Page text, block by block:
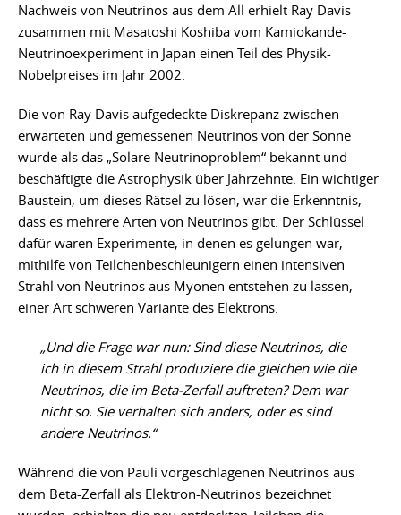
Nachweis von Neutrinos aus dem All erhielt Ray Davis
zusammen mit Masatoshi Koshiba vom Kamiokande-
Neutrinoexperiment in Japan einen Teil des Physik-
Nobelpreises im Jahr 2002.
Die von Ray Davis aufgedeckte Diskrepanz zwischen
erwarteten und gemessenen Neutrinos von der Sonne
wurde als das „Solare Neutrinoproblem“ bekannt und
beschäftigte die Astrophysik über Jahrzehnte. Ein wichtiger
Baustein, um dieses Rätsel zu lösen, war die Erkenntnis,
dass es mehrere Arten von Neutrinos gibt. Der Schlüssel
dafür waren Experimente, in denen es gelungen war,
mithilfe von Teilchenbeschleunigern einen intensiven
Strahl von Neutrinos aus Myonen entstehen zu lassen,
einer Art schweren Variante des Elektrons.
„Und die Frage war nun: Sind diese Neutrinos, die
ich in diesem Strahl produziere die gleichen wie die
Neutrinos, die im Beta-Zerfall auftreten? Dem war
nicht so. Sie verhalten sich anders, oder es sind
andere Neutrinos.“
Während die von Pauli vorgeschlagenen Neutrinos aus
dem Beta-Zerfall als Elektron-Neutrinos bezeichnet